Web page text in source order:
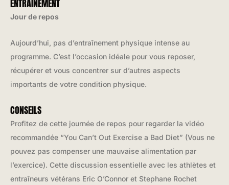
ENTRAÎNEMENT
Jour de repos
Aujourd’hui, pas d’entraînement physique intense au
programme. C’est l’occasion idéale pour vous reposer,
récupérer et vous concentrer sur d’autres aspects
importants de votre condition physique.
CONSEILS
Profitez de cette journée de repos pour regarder la vidéo
recommandée “You Can’t Out Exercise a Bad Diet” (Vous ne
pouvez pas compenser une mauvaise alimentation par
l’exercice). Cette discussion essentielle avec les athlètes et
entraîneurs vétérans Eric O’Connor et Stephane Rochet